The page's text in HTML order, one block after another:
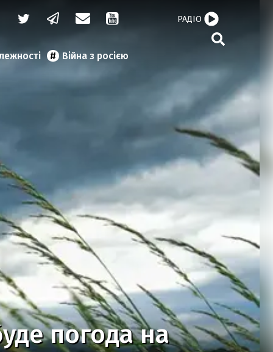
Війна з росією
РАДІО
погода на